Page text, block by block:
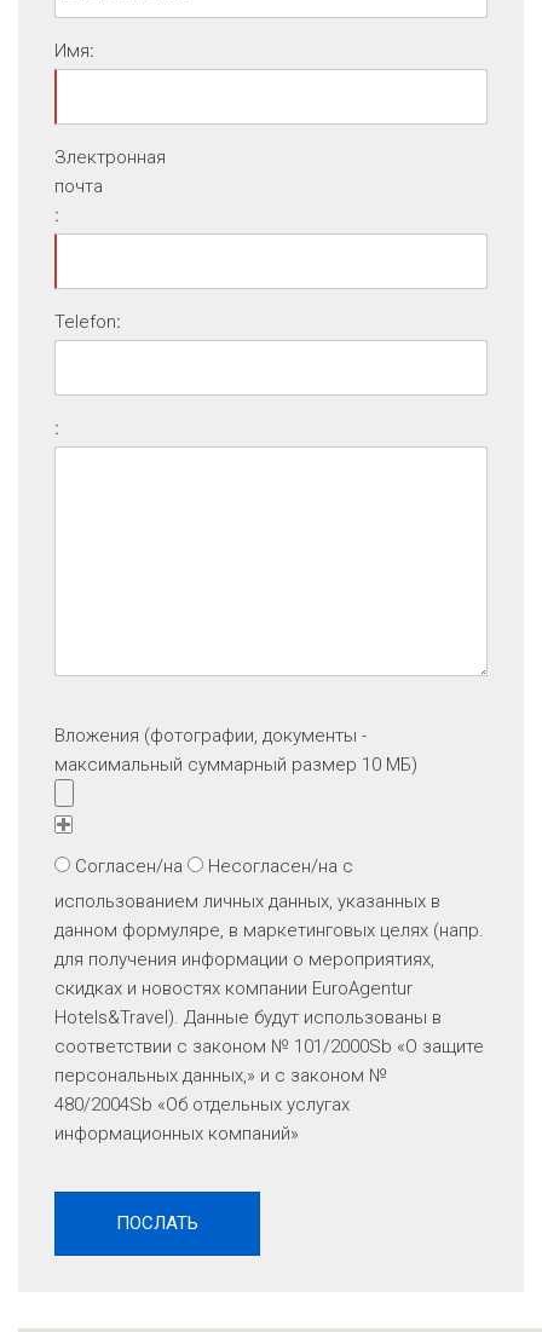
Имя:
Злектронная
почта
:
Telefon:
:
Вложения (фотографии, документы -
максимальный суммарный размер 10 МБ)
Согласен/на Несогласен/на с
использованием личных данных, указанных в
данном формуляре, в маркетинговых целях (напр.
для получения информации о мероприятиях,
скидках и новостях компании EuroAgentur
Hotels&Travel). Данные будут использованы в
соответствии с законом № 101/2000Sb «O защите
персональных данных,» и с законом №
480/2004Sb «Об отдельных услугах
информационных компаний»